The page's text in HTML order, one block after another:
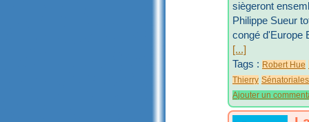
siègeront
Philippe Sueur
congé d'Europe
[...]
Tags : Robert Hue
Thierry
Ajouter un